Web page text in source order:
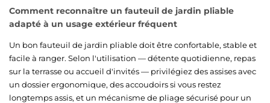
Comment reconnaître un fauteuil de jardin pliable
adapté à un usage extérieur fréquent
Un bon fauteuil de jardin pliable doit être confortable, stable et
facile à ranger. Selon l'utilisation — détente quotidienne, repas
sur la terrasse ou accueil d'invités — privilégiez des assises avec
un dossier ergonomique, des accoudoirs si vous restez
longtemps assis, et un mécanisme de pliage sécurisé pour un